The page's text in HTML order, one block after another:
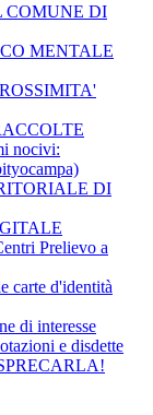
COMUNE DI
MENTALE
nocivi:
DI
Prelievo a
carte d'identità
di interesse
e disdette